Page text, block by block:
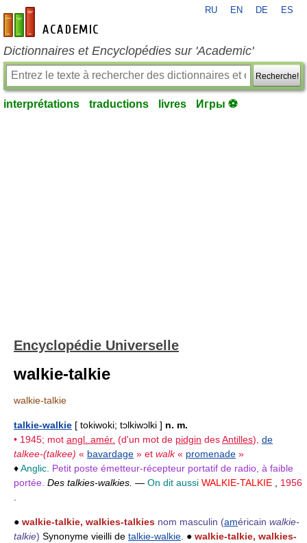
fr-academic.com
RU EN DE ES
Dictionnaires et Encyclopédies sur 'Academic'
Recherche!
interprétations traductions livres Игры ⚽
Encyclopédie Universelle
walkie-talkie
walkie-talkie
talkie-walkie [ tokiwoki; tɔlkiwɔlki ] n. m.
• 1945; mot angl. amér. (d'un mot de pidgin desAntilles), de
talkee-(talkee) « bavardage » et walk« promenade »
♦Anglic. Petit poste émetteur-récepteur portatif de radio, à faible
portée. Des talkies-walkies. — On dit aussi WALKIE-TALKIE
1956
● walkie-talkie, walkies-talkies nom masculin (américain walkie-
talkie) Synonyme vieilli de talkie-walkie . ● walkie-talkie, walkies-